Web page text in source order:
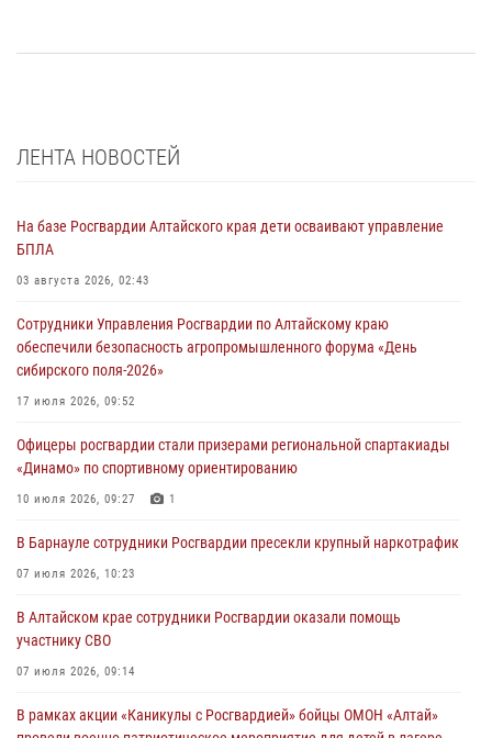
ЛЕНТА НОВОСТЕЙ
На базе Росгвардии Алтайского края дети осваивают управление
БПЛА
03 августа 2026, 02:43
Сотрудники Управления Росгвардии по Алтайскому краю
обеспечили безопасность агропромышленного форума «День
сибирского поля-2026»
17 июля 2026, 09:52
Офицеры росгвардии стали призерами региональной спартакиады
«Динамо» по спортивному ориентированию
10 июля 2026, 09:27 1
В Барнауле сотрудники Росгвардии пресекли крупный наркотрафик
07 июля 2026, 10:23
В Алтайском крае сотрудники Росгвардии оказали помощь
участнику СВО
07 июля 2026, 09:14
В рамках акции «Каникулы с Росгвардией» бойцы ОМОН «Алтай»